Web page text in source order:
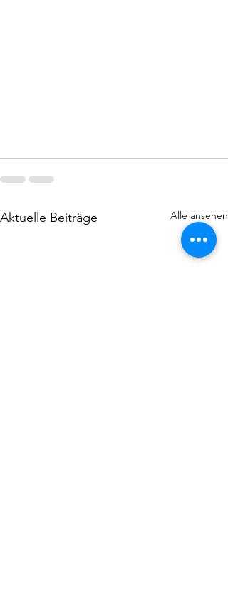
Aktuelle Beiträge Alle ansehen